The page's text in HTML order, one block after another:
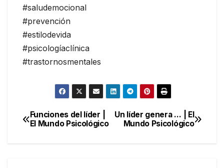
#saludemocional
#prevención
#estilodevida
#psicologíaclínica
#trastornosmentales
Navegación
de
Un líder genera … | El
Mundo Psicológico
Funciones del líder |
El Mundo Psicológico